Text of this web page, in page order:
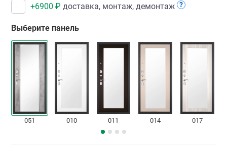
+6900 ₽ доставка, монтаж, демонтаж ?
Выберите панель
051 010 011 014 017